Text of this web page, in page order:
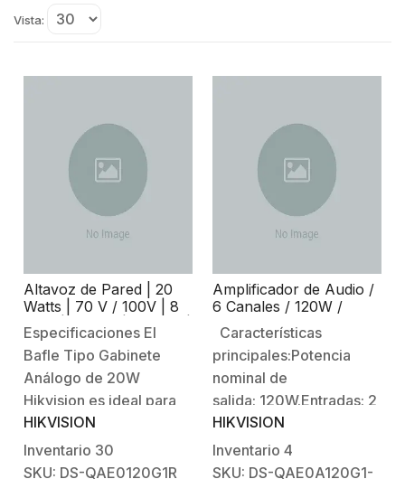
Vista:
Altavoz de Pared | 20
Watts | 70 V / 100V | 8
Ohm | Blanco | Interior |
Woofer 5.25′′
Especificaciones El
Bafle Tipo Gabinete
Análogo de 20W
Hikvision es ideal para
instalaciones donde se
requiere sonido
direccional y montaje
HIKVISION
Inventario 30
SKU: DS-QAE0120G1R
Amplificador de Audio /
6 Canales / 120W /
Conexión Bluetooth /
Uso Interior
Características
principales:Potencia
nominal de
salida: 120W.Entradas: 2
Micrófonos (6.5 mm), 2
Auxiliares, 1 entrada de
emergencia
HIKVISION
Inventario 4
SKU: DS-QAE0A120G1-